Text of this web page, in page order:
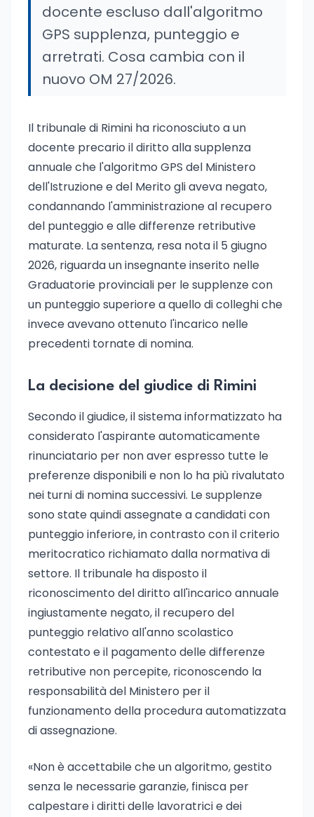
docente escluso dall'algoritmo
GPS supplenza, punteggio e
arretrati. Cosa cambia con il
nuovo OM 27/2026.
Il tribunale di Rimini ha riconosciuto a un
docente precario il diritto alla supplenza
annuale che l'algoritmo GPS del Ministero
dell'Istruzione e del Merito gli aveva negato,
condannando l'amministrazione al recupero
del punteggio e alle differenze retributive
maturate. La sentenza, resa nota il 5 giugno
2026, riguarda un insegnante inserito nelle
Graduatorie provinciali per le supplenze con
un punteggio superiore a quello di colleghi che
invece avevano ottenuto l'incarico nelle
precedenti tornate di nomina.
La decisione del giudice di Rimini
Secondo il giudice, il sistema informatizzato ha
considerato l'aspirante automaticamente
rinunciatario per non aver espresso tutte le
preferenze disponibili e non lo ha più rivalutato
nei turni di nomina successivi. Le supplenze
sono state quindi assegnate a candidati con
punteggio inferiore, in contrasto con il criterio
meritocratico richiamato dalla normativa di
settore. Il tribunale ha disposto il
riconoscimento del diritto all'incarico annuale
ingiustamente negato, il recupero del
punteggio relativo all'anno scolastico
contestato e il pagamento delle differenze
retributive non percepite, riconoscendo la
responsabilità del Ministero per il
funzionamento della procedura automatizzata
di assegnazione.
«Non è accettabile che un algoritmo, gestito
senza le necessarie garanzie, finisca per
calpestare i diritti delle lavoratrici e dei